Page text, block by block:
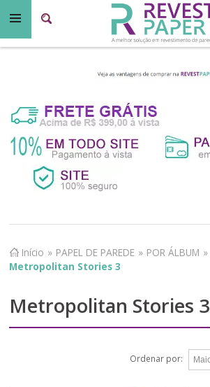
Início » PAPEL DE PAREDE » POR ÁLBUM »
Metropolitan Stories 3
Metropolitan Stories 3
Ordenar por: